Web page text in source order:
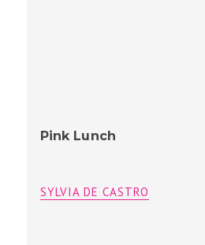
Pink Lunch
SYLVIA DE CASTRO